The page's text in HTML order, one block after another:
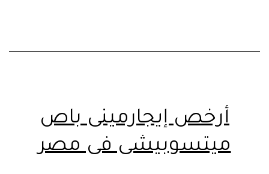
أرخص إيجارمينى باص
ميتسوبيشى فى مصر